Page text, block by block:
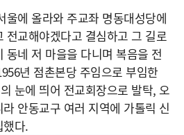
울에 올라와 주교좌 명동대성당에
전교해야겠다고 결심하고 그 길로
동네 저 마을을 다니며 복음을 전
년 점촌본당 주임으로 부임한
눈에 띄어 전교회장으로 발탁, 오
안동교구 여러 지역에 가톨릭 신
했다.